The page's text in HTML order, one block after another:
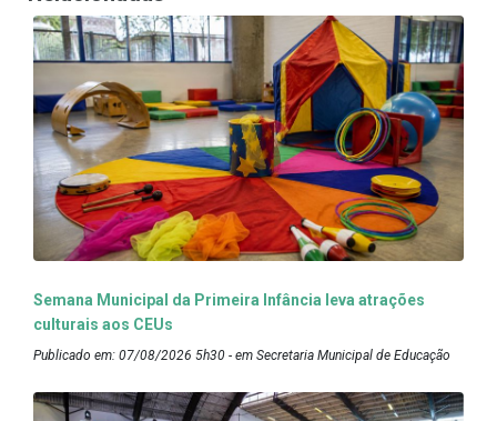
Semana Municipal da Primeira Infância leva atrações
culturais aos CEUs
Publicado em: 07/08/2026 5h30 - em Secretaria Municipal de Educação